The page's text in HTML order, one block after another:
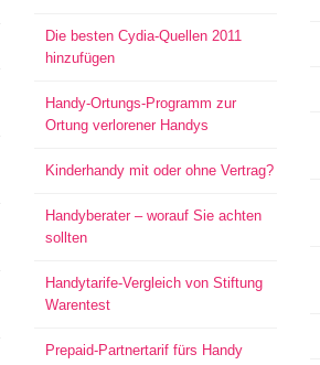
Die besten Cydia-Quellen 2011
hinzufügen
Handy-Ortungs-Programm zur
Ortung verlorener Handys
Kinderhandy mit oder ohne Vertrag?
Handyberater – worauf Sie achten
sollten
Handytarife-Vergleich von Stiftung
Warentest
Prepaid-Partnertarif fürs Handy